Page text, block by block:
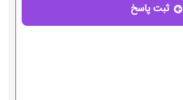
ثبت پاسخ